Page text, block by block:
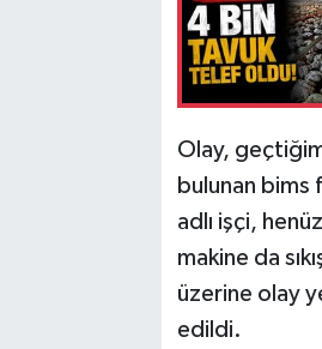
Olay,
bulunan bims
adlı işçi,
makine da
üzerine olay
edildi.